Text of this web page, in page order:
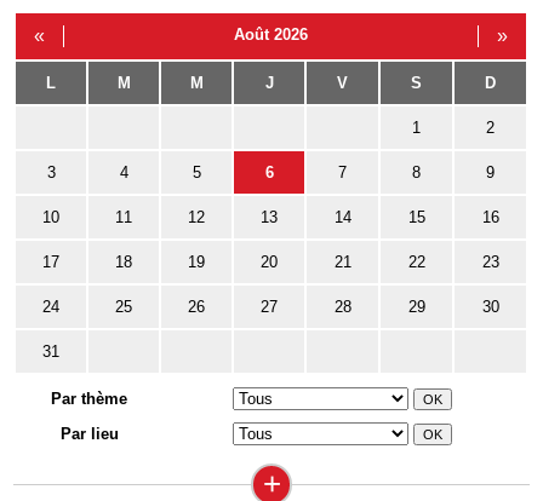
« Août 2026 »
L M M J V S D
1 2
3 4 5 6 7 8 9
10 11 12 13 14 15 16
17 18 19 20 21 22 23
24 25 26 27 28 29 30
31
Par thème
Par lieu
+